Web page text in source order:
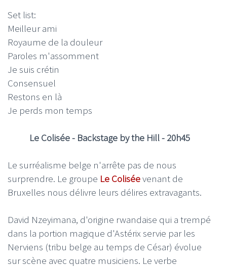
Set list:
Meilleur ami
Royaume de la douleur
Paroles m'assomment
Je suis crétin
Consensuel
Restons en là
Je perds mon temps
Le Colisée - Backstage by the Hill - 20h45
Le surréalisme belge n'arrête pas de nous
surprendre. Le groupe Le Coliséevenant de
Bruxelles nous délivre leurs délires extravagants.
David Nzeyimana, d'origine rwandaise qui a trempé
dans la portion magique d'Astérix servie par les
Nerviens (tribu belge au temps de César) évolue
sur scène avec quatre musiciens. Le verbe